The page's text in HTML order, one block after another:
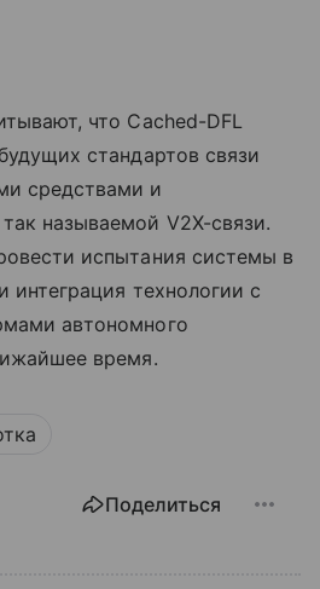
что Cached-DFL
стандартов связи
средствами и
называемой V2X-связи.
испытания системы в
интеграция технологии с
автономного
время.
Поделиться